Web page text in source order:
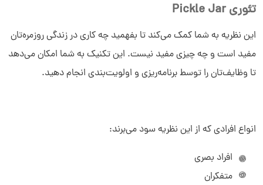
تئوری Pickle Jar
این نظریه به شما کمک می‌کند تا بفهمید چه کاری در زندگی روزمره‌تان
مفید است و چه چیزی مفید نیست. این تکنیک به شما امکان می‌دهد
تا وظایف‌تان را توسط برنامه‌ریزی و اولویت‌بندی انجام دهید.
انواع افرادی که از این نظریه سود می‌برند:
افراد بصری
متفکران